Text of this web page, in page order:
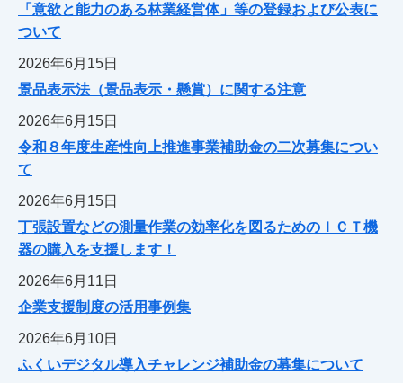
「意欲と能力のある林業経営体」等の登録および公表に
ついて
2026年6月15日
景品表示法（景品表示・懸賞）に関する注意
2026年6月15日
令和８年度生産性向上推進事業補助金の二次募集につい
て
2026年6月15日
丁張設置などの測量作業の効率化を図るためのＩＣＴ機
器の購入を支援します！
2026年6月11日
企業支援制度の活用事例集
2026年6月10日
ふくいデジタル導入チャレンジ補助金の募集について